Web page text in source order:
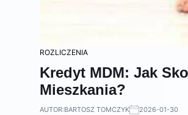
ROZLICZENIA
Kredyt MDM: Jak
Mieszkania?
AUTOR:BARTOSZ TOMCZYK 2026-01-30